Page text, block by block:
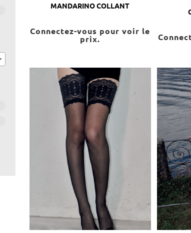
MANDARINO COLLANT
Connectez-vous pour voir le
prix.